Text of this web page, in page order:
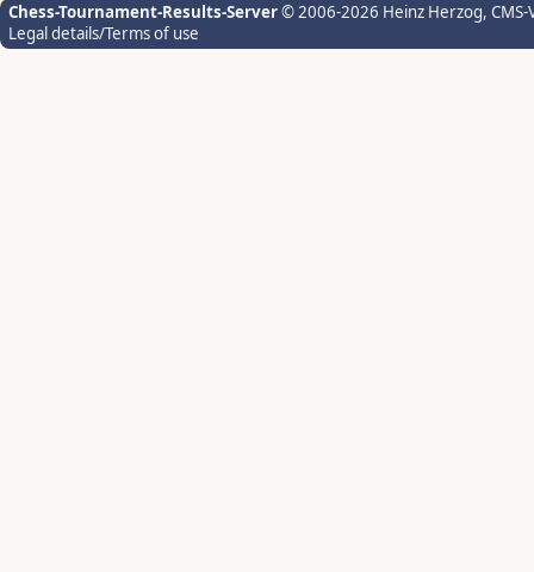
Chess-Tournament-Results-Server© 2006-2026 Heinz Herzog,
Legal details/Terms of use